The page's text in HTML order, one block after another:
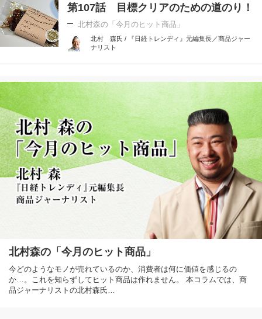
第107話 目標クリアのための道のり！
北村森の「今月のヒット商品」
北村 森氏 / 『日経トレンディ』元編集長／商品ジャー
ナリスト
北村森の「今月のヒット商品」
今どのようなモノが売れているのか、消費者は何に価値を感じるの
か…。これを知らずしてヒット商品は作れません。 本コラムでは、商
品ジャーナリストの北村森氏…